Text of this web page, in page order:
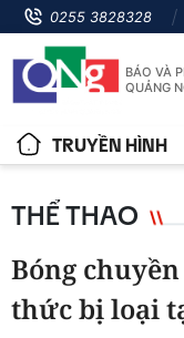
0255 3828328
BÁO VÀ
QUẢNG
TRUYỀN HÌNH
THỂ THAO
Bóng
thức bị loại